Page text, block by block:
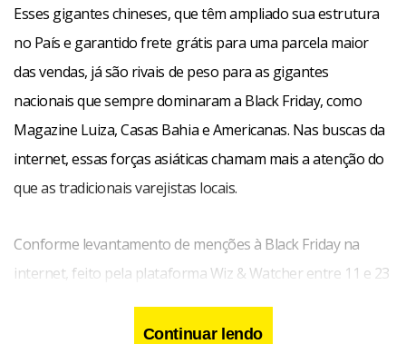
Esses gigantes chineses, que têm ampliado sua estrutura
no País e garantido frete grátis para uma parcela maior
das vendas, já são rivais de peso para as gigantes
nacionais que sempre dominaram a Black Friday, como
Magazine Luiza, Casas Bahia e Americanas. Nas buscas da
internet, essas forças asiáticas chamam mais a atenção do
que as tradicionais varejistas locais.
Conforme levantamento de menções à Black Friday na
internet, feito pela plataforma Wiz & Watcher entre 11 e 23
de novembro, das cinco marcas mais lembradas em relação
à data de compras na rede, apenas uma era brasileira. Ao
Continuar lendo